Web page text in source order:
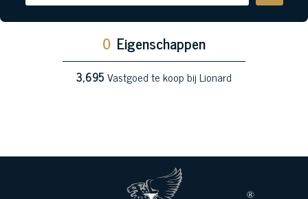
0 Eigenschappen
3,695Vastgoed te koop bij Lionard